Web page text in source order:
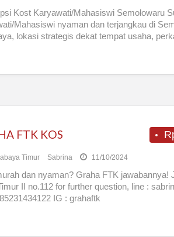
Kost Karyawati/Mahasiswi Semolowaru
Mahasiswi nyaman dan terjangkau di
lokasi strategis dekat tempat usaha,
FTK KOS
Timur Sabrina 11/10/2024
dan nyaman? Graha FTK jawabannya!
II no.112 for further question, line :
IG : grahaftk